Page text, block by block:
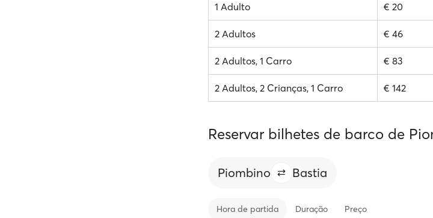
1 Adulto € 20
2 Adultos € 46
2 Adultos, 1 Carro € 83
2 Adultos, 2 Crianças, 1 Carro € 142
Reservar bilhetes de barco de
Piombino Bastia
Hora de partida Duração Preço